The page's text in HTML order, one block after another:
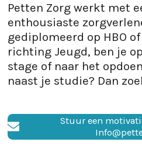
Petten Zorg werkt met
enthousiaste
gediplomeerd op HBO
richting Jeugd, ben je
stage of naar het
naast je studie? Dan
Stuur een